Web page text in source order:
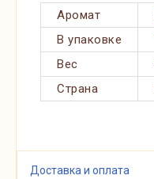
Аромат
В упаковке
Вес
Страна
Доставка и оплата